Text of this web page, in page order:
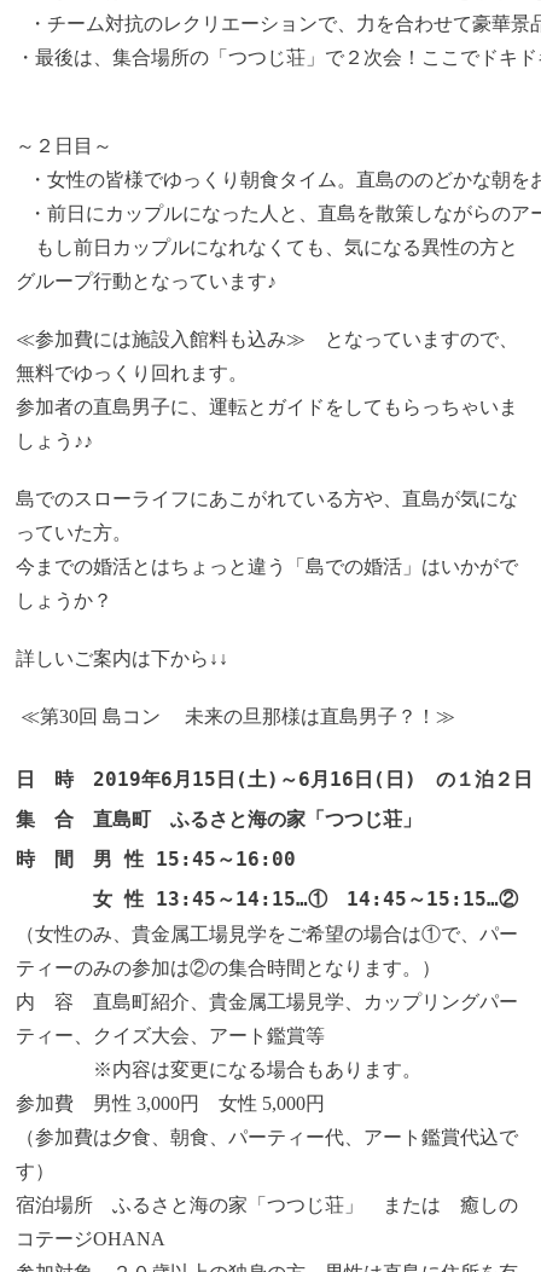
・チーム対抗のレクリエーションで、力を合わせて豪華
・最後は、集合場所の「つつじ荘」で２次会！ここでドキ
～２日目～
・女性の皆様でゆっくり朝食タイム。直島ののどかな朝を
・前日にカップルになった人と、直島を散策しながらのア
もし前日カップルになれなくても、気になる異性の方と
グループ行動となっています♪
≪参加費には施設入館料も込み≫ となっていますので、
無料でゆっくり回れます。
参加者の直島男子に、運転とガイドをしてもらっちゃいま
しょう♪♪
島でのスローライフにあこがれている方や、直島が気にな
っていた方。
今までの婚活とはちょっと違う「島での婚活」はいかがで
しょうか？
詳しいご案内は下から↓↓
≪第30回 島コン 未来の旦那様は直島男子？！≫
日　時　2019年6月15日(土)～6月16日(日)　の１泊２日
集　合　直島町　ふるさと海の家「つつじ荘」
時　間　男 性 15:45～16:00
女 性 13:45～14:15…①　14:45～15:15…②
（女性のみ、貴金属工場見学をご希望の場合は①で、パー
ティーのみの参加は②の集合時間となります。）
内 容 直島町紹介、貴金属工場見学、カップリングパー
ティー、クイズ大会、アート鑑賞等
※内容は変更になる場合もあります。
参加費 男性 3,000円 女性 5,000円
（参加費は夕食、朝食、パーティー代、アート鑑賞代込で
す）
宿泊場所 ふるさと海の家「つつじ荘」 または 癒しの
コテージOHANA